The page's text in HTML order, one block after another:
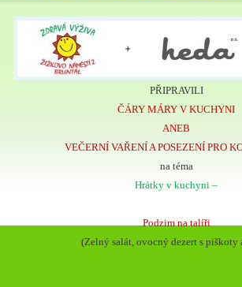
PŘIPRAVILI
ČÁRY MÁRY V KUCHYNI
ANEB
VEČERNÍ VAŘENÍ A POSEZENÍ PRO
na téma
Hrátky v kuchyni –
Podzim na talíři
(Zelný salát, ovocný dezert s piškoty